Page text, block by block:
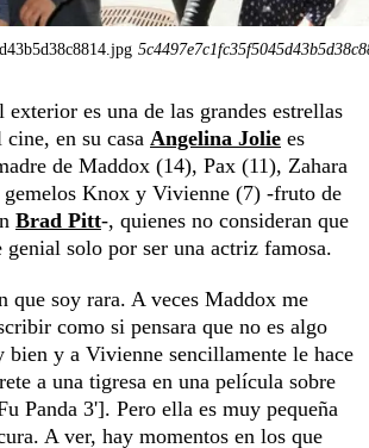
exterior es una de las grandes estrellas
en su casa Angelina Jolie es
de Maddox (14), Pax (11), Zahara
Knox y Vivienne (7) -fruto de
Brad Pitt-, quienes no consideran que
genial solo por ser una actriz famosa.
que soy rara. A veces Maddox me
como si pensara que no es algo
bien y a Vivienne sencillamente le hace
a una tigresa en una película sobre
Panda 3']. Pero ella es muy pequeña
A ver, hay momentos en los que